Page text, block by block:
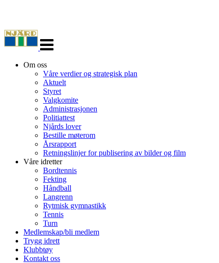
navigasjon
Om oss
Våre verdier og strategisk plan
Aktuelt
Styret
Valgkomite
Administrasjonen
Politiattest
Njårds lover
Bestille møterom
Årsrapport
Retningslinjer for publisering av bilder og film
Våre idretter
Bordtennis
Fekting
Håndball
Langrenn
Rytmisk gymnastikk
Tennis
Turn
Medlemskap/bli medlem
Trygg idrett
Klubbtøy
Kontakt oss